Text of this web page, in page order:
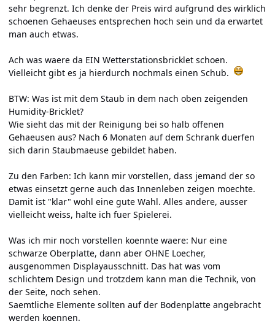
sehr begrenzt. Ich denke der Preis wird aufgrund des wirklich
schoenen Gehaeuses entsprechen hoch sein und da erwartet
man auch etwas.
Ach was waere da EIN Wetterstationsbricklet schoen.
Vielleicht gibt es ja hierdurch nochmals einen Schub.
BTW: Was ist mit dem Staub in dem nach oben zeigenden
Humidity-Bricklet?
Wie sieht das mit der Reinigung bei so halb offenen
Gehaeusen aus? Nach 6 Monaten auf dem Schrank duerfen
sich darin Staubmaeuse gebildet haben.
Zu den Farben: Ich kann mir vorstellen, dass jemand der so
etwas einsetzt gerne auch das Innenleben zeigen moechte.
Damit ist "klar" wohl eine gute Wahl. Alles andere, ausser
vielleicht weiss, halte ich fuer Spielerei.
Was ich mir noch vorstellen koennte waere: Nur eine
schwarze Oberplatte, dann aber OHNE Loecher,
ausgenommen Displayausschnitt. Das hat was vom
schlichtem Design und trotzdem kann man die Technik, von
der Seite, noch sehen.
Saemtliche Elemente sollten auf der Bodenplatte angebracht
werden koennen.